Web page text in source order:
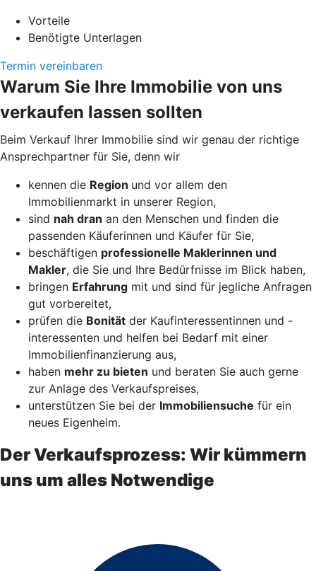
Vorteile
Benötigte Unterlagen
Termin vereinbaren
Warum Sie Ihre Immobilie von uns
verkaufen lassen sollten
Beim Verkauf Ihrer Immobilie sind wir genau der richtige
Ansprechpartner für Sie, denn wir
kennen die Region und vor allem den
Immobilienmarkt in unserer Region,
sind nah dran an den Menschen und finden die
passenden Käuferinnen und Käufer für Sie,
beschäftigen professionelle Maklerinnen und
Makler, die Sie und Ihre Bedürfnisse im Blick haben,
bringen Erfahrung mit und sind für jegliche Anfragen
gut vorbereitet,
prüfen die Bonität der Kaufinteressentinnen und -
interessenten und helfen bei Bedarf mit einer
Immobilienfinanzierung aus,
haben mehr zu bieten und beraten Sie auch gerne
zur Anlage des Verkaufspreises,
unterstützen Sie bei der Immobiliensuche für ein
neues Eigenheim.
Der Verkaufsprozess: Wir kümmern
uns um alles Notwendige